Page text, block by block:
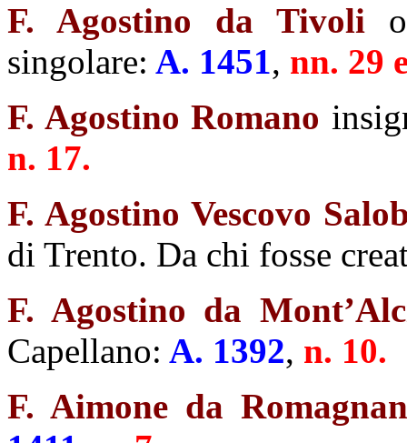
F. Agostino da Tivoli
singolare: A. 1451, nn. 29
F. Agostino Romano
n. 17.
F. Agostino Vescovo
di Trento. Da chi fosse
F. Agostino da
Capellano: A. 1392, n. 10.
F. Aimone da